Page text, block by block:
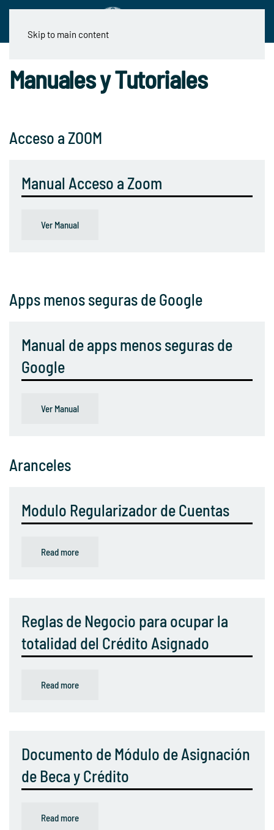
Skip to main content
Manuales y Tutoriales
Acceso a ZOOM
Manual Acceso a Zoom
Ver Manual
Apps menos seguras de Google
Manual de apps menos seguras de
Google
Ver Manual
Aranceles
Modulo Regularizador de Cuentas
Read more
Reglas de Negocio para ocupar la
totalidad del Crédito Asignado
Read more
Documento de Módulo de Asignación
de Beca y Crédito
Read more